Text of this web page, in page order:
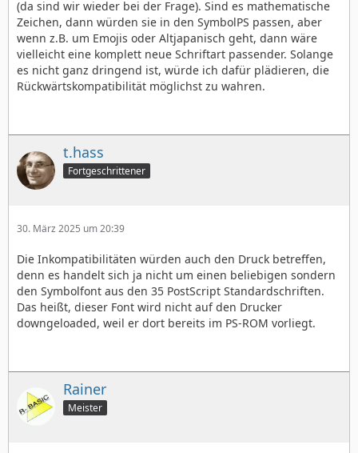
(da sind wir wieder bei der Frage). Sind es mathematische
Zeichen, dann würden sie in den SymbolPS passen, aber
wenn z.B. um Emojis oder Altjapanisch geht, dann wäre
vielleicht eine komplett neue Schriftart passender. Solange
es nicht ganz dringend ist, würde ich dafür plädieren, die
Rückwärtskompatibilität möglichst zu wahren.
t.hass
Fortgeschrittener
30. März 2025 um 20:39
Die Inkompatibilitäten würden auch den Druck betreffen,
denn es handelt sich ja nicht um einen beliebigen sondern
den Symbolfont aus den 35 PostScript Standardschriften.
Das heißt, dieser Font wird nicht auf den Drucker
downgeloaded, weil er dort bereits im PS-ROM vorliegt.
Rainer
Meister